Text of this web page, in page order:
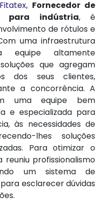
Fitatex, Fornecedor de
para indústria, é
de rótulos e
uma infraestrutura
equipe altamente
que agregam
dos seus clientes,
a concorrência. A
uma equipe bem
e especializada para
às necessidades de
lhes soluções
Para otimizar o
reuniu profissionalismo
um sistema de
esclarecer dúvidas